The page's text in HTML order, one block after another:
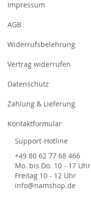
Impressum
AGB
Widerrufsbelehrung
Vertrag widerrufen
Datenschutz
Zahlung & Lieferung
Kontaktformular
Support-Hotline
+49 80 62 77 68 466
Mo. bis Do. 10 - 17 Uhr
Freitag 10 - 12 Uhr
info@namshop.de